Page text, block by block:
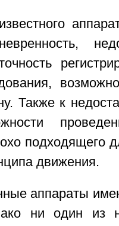
Также к
подходящего
движения.
аппараты
ни один из